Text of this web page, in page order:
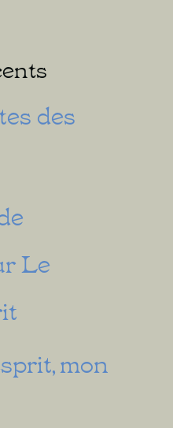
des
Le
mon